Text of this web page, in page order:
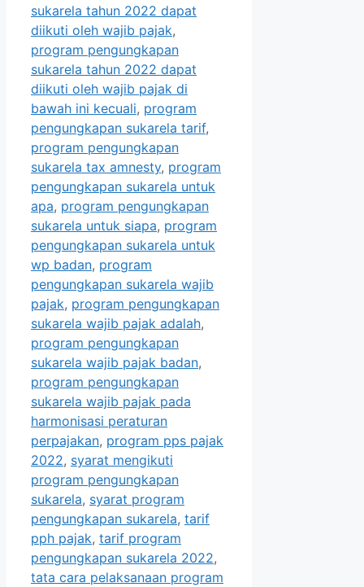
sukarela tahun 2022 dapat
diikuti oleh wajib pajak,
program pengungkapan
sukarela tahun 2022 dapat
diikuti oleh wajib pajak di
bawah ini kecuali, program
pengungkapan sukarela tarif,
program pengungkapan
sukarela tax amnesty, program
pengungkapan sukarela untuk
apa, program pengungkapan
sukarela untuk siapa, program
pengungkapan sukarela untuk
wp badan, program
pengungkapan sukarela wajib
pajak, program pengungkapan
sukarela wajib pajak adalah,
program pengungkapan
sukarela wajib pajak badan,
program pengungkapan
sukarela wajib pajak pada
harmonisasi peraturan
perpajakan, program pps pajak
2022, syarat mengikuti
program pengungkapan
sukarela, syarat program
pengungkapan sukarela, tarif
pph pajak, tarif program
pengungkapan sukarela 2022,
tata cara pelaksanaan program